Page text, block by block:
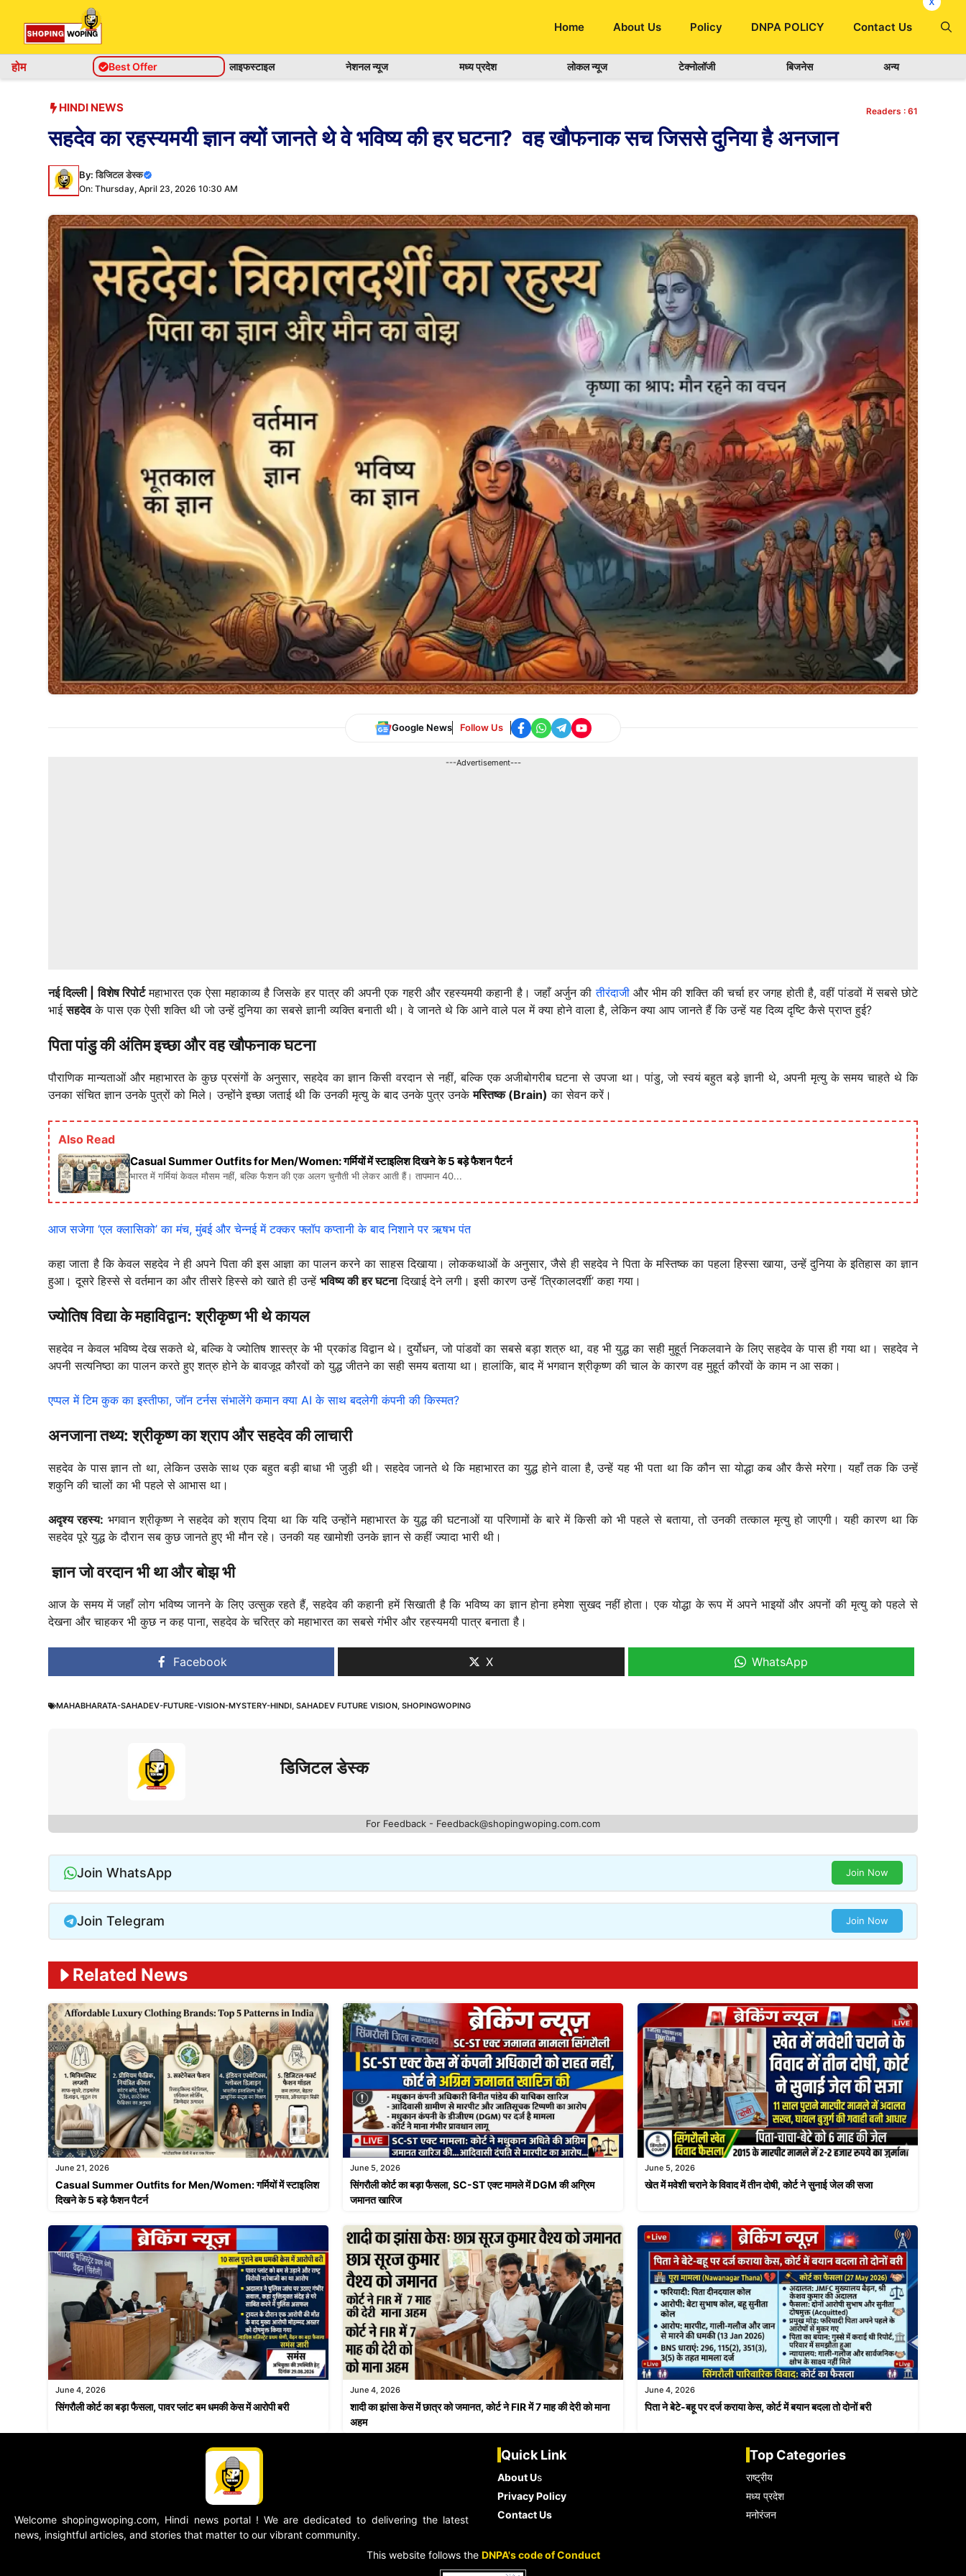
content
Home About Us Policy DNPA POLICY Contact Us
होम Best Offer लाइफस्टाइल नेशनल न्यूज मध्य प्रदेश लोकल न्यूज टेक्नोलॉजी बिजनेस अन्य
HINDI NEWS Readers : 61
सहदेव का रहस्यमयी ज्ञान क्यों जानते थे वे भविष्य की हर घटना? वह खौफनाक सच जिससे दुनिया है अनजान
By:डिजिटल डेस्क
On: Thursday, April 23, 2026 10:30 AM
Google News Follow Us
---Advertisement---
नई दिल्ली | विशेष रिपोर्टमहाभारत एक ऐसा महाकाव्य है जिसके हर पात्र की अपनी एक गहरी और रहस्यमयी कहानी है। जहाँ अर्जुन कीतीरंदाजीऔर भीम की शक्ति की चर्चा हर जगह होती है, वहीं पांडवों में सबसे छोटे
भाईसहदेवके पास एक ऐसी शक्ति थी जो उन्हें दुनिया का सबसे ज्ञानी व्यक्ति बनाती थी। वे जानते थे कि आने वाले पल में क्या होने वाला है, लेकिन क्या आप जानते हैं कि उन्हें यह दिव्य दृष्टि कैसे प्राप्त हुई?
पिता पांडु की अंतिम इच्छा और वह खौफनाक घटना
पौराणिक मान्यताओं और महाभारत के कुछ प्रसंगों के अनुसार, सहदेव का ज्ञान किसी वरदान से नहीं, बल्कि एक अजीबोगरीब घटना से उपजा था। पांडु, जो स्वयं बहुत बड़े ज्ञानी थे, अपनी मृत्यु के समय चाहते थे कि
उनका संचित ज्ञान उनके पुत्रों को मिले। उन्होंने इच्छा जताई थी कि उनकी मृत्यु के बाद उनके पुत्र उनकेमस्तिष्क (Brain) का सेवन करें।
Also Read
Casual Summer Outfits for Men/Women: गर्मियों में स्टाइलिश दिखने के 5 बड़े फैशन पैटर्न
भारत में गर्मियां केवल मौसम नहीं, बल्कि फैशन की एक अलग चुनौती भी लेकर आती हैं। तापमान 40...
आज सजेगा ‘एल क्लासिको’ का मंच, मुंबई और चेन्नई में टक्कर फ्लॉप कप्तानी के बाद निशाने पर ऋषभ पंत
कहा जाता है कि केवल सहदेव ने ही अपने पिता की इस आज्ञा का पालन करने का साहस दिखाया। लोककथाओं के अनुसार, जैसे ही सहदेव ने पिता के मस्तिष्क का पहला हिस्सा खाया, उन्हें दुनिया के इतिहास का ज्ञान
हुआ। दूसरे हिस्से से वर्तमान का और तीसरे हिस्से को खाते ही उन्हें भविष्य की हर घटनादिखाई देने लगी। इसी कारण उन्हें ‘त्रिकालदर्शी’ कहा गया।
ज्योतिष विद्या के महाविद्वान: श्रीकृष्ण भी थे कायल
सहदेव न केवल भविष्य देख सकते थे, बल्कि वे ज्योतिष शास्त्र के भी प्रकांड विद्वान थे। दुर्योधन, जो पांडवों का सबसे बड़ा शत्रु था, वह भी युद्ध का सही मुहूर्त निकलवाने के लिए सहदेव के पास ही गया था। सहदेव ने
अपनी सत्यनिष्ठा का पालन करते हुए शत्रु होने के बावजूद कौरवों को युद्ध जीतने का सही समय बताया था। हालांकि, बाद में भगवान श्रीकृष्ण की चाल के कारण वह मुहूर्त कौरवों के काम न आ सका।
एप्पल में टिम कुक का इस्तीफा, जॉन टर्नस संभालेंगे कमान क्या AI के साथ बदलेगी कंपनी की किस्मत?
अनजाना तथ्य: श्रीकृष्ण का श्राप और सहदेव की लाचारी
सहदेव के पास ज्ञान तो था, लेकिन उसके साथ एक बहुत बड़ी बाधा भी जुड़ी थी। सहदेव जानते थे कि महाभारत का युद्ध होने वाला है, उन्हें यह भी पता था कि कौन सा योद्धा कब और कैसे मरेगा। यहाँ तक कि उन्हें
शकुनि की चालों का भी पहले से आभास था।
अदृश्य रहस्य: भगवान श्रीकृष्ण ने सहदेव को श्राप दिया था कि यदि उन्होंने महाभारत के युद्ध की घटनाओं या परिणामों के बारे में किसी को भी पहले से बताया, तो उनकी तत्काल मृत्यु हो जाएगी। यही कारण था कि
सहदेव पूरे युद्ध के दौरान सब कुछ जानते हुए भी मौन रहे। उनकी यह खामोशी उनके ज्ञान से कहीं ज्यादा भारी थी।
ज्ञान जो वरदान भी था और बोझ भी
आज के समय में जहाँ लोग भविष्य जानने के लिए उत्सुक रहते हैं, सहदेव की कहानी हमें सिखाती है कि भविष्य का ज्ञान होना हमेशा सुखद नहीं होता। एक योद्धा के रूप में अपने भाइयों और अपनों की मृत्यु को पहले से
देखना और चाहकर भी कुछ न कह पाना, सहदेव के चरित्र को महाभारत का सबसे गंभीर और रहस्यमयी पात्र बनाता है।
Facebook X WhatsApp
MAHABHARATA-SAHADEV-FUTURE-VISION-MYSTERY-HINDI, SAHADEV FUTURE VISION, SHOPINGWOPING
डिजिटल डेस्क
For Feedback - Feedback@shopingwoping.com.com
Join WhatsApp Join Now
Join Telegram Join Now
Related News
June 21, 2026
Casual Summer Outfits for Men/Women: गर्मियों में स्टाइलिश
दिखने के 5 बड़े फैशन पैटर्न
June 5, 2026
सिंगरौली कोर्ट का बड़ा फैसला, SC-ST एक्ट मामले में DGM की अग्रिम
जमानत खारिज
June 5, 2026
खेत में मवेशी चराने के विवाद में तीन दोषी, कोर्ट ने सुनाई जेल की सजा
June 4, 2026
सिंगरौली कोर्ट का बड़ा फैसला, पावर प्लांट बम धमकी केस में आरोपी बरी
June 4, 2026
शादी का झांसा केस में छात्र को जमानत, कोर्ट ने FIR में 7 माह की देरी को माना
अहम
June 4, 2026
पिता ने बेटे-बहू पर दर्ज कराया केस, कोर्ट में बयान बदला तो दोनों बरी
Welcome shopingwoping.com, Hindi news portal ! We are dedicated to delivering the latest
news, insightful articles, and stories that matter to our vibrant community.
Quick Link
About Us
Privacy Policy
Contact Us
Top Categories
राष्ट्रीय
मध्य प्रदेश
मनोरंजन
This website follows the DNPA's code of Conduct